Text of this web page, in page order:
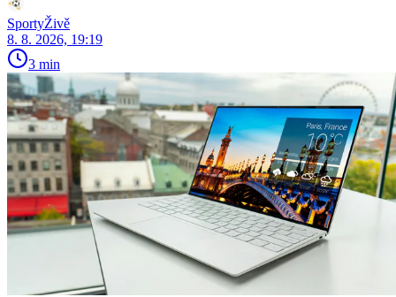
SportyŽivě
8. 8. 2026, 19:19
3 min